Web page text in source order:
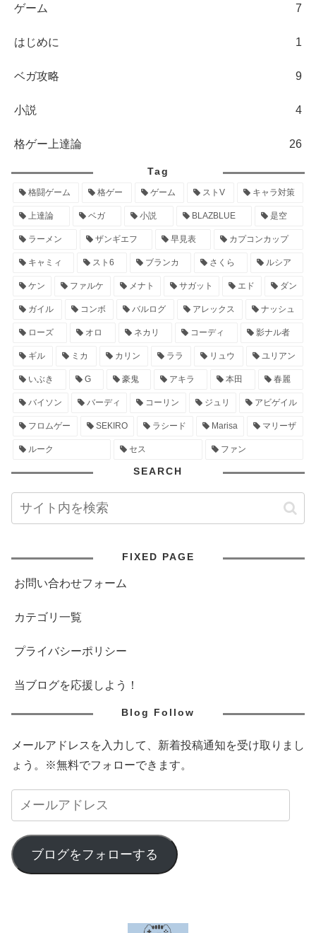
ゲーム 7
はじめに 1
ベガ攻略 9
小説 4
格ゲー上達論 26
Tag
格闘ゲーム 格ゲー ゲーム ストV キャラ対策
上達論 ベガ 小説 BLAZBLUE 是空
ラーメン ザンギエフ 早見表 カプコンカップ
キャミィ スト6 ブランカ さくら ルシア
ケン ファルケ メナト サガット エド ダン
ガイル コンボ バルログ アレックス ナッシュ
ローズ オロ ネカリ コーディ 影ナル者
ギル ミカ カリン ララ リュウ ユリアン
いぶき G 豪鬼 アキラ 本田 春麗
バイソン バーディ コーリン ジュリ アビゲイル
フロムゲー SEKIRO ラシード Marisa マリーザ
ルーク セス ファン
SEARCH
FIXED PAGE
お問い合わせフォーム
カテゴリ一覧
プライバシーポリシー
当ブログを応援しよう！
Blog Follow
メールアドレスを入力して、新着投稿通知を受け取りまし
ょう。※無料でフォローできます。
ブログをフォローする